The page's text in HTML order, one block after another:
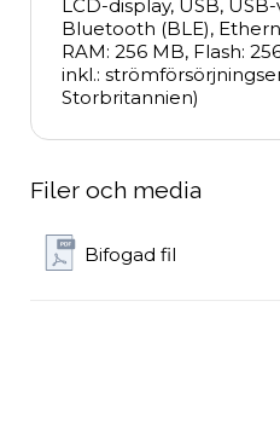
LCD-display, USB, USB-
Bluetooth (BLE),
RAM: 256 MB, Flash:
inkl.:
Storbritannien)
Filer och media
Bifogad fil